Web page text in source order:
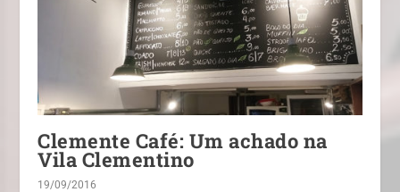
Clemente Café: Um achado na
Vila Clementino
19/09/2016